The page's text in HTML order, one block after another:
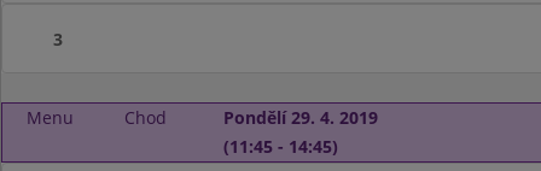
3
Menu Chod
Pondělí 29. 4. 2019
(11:45 - 14:45)